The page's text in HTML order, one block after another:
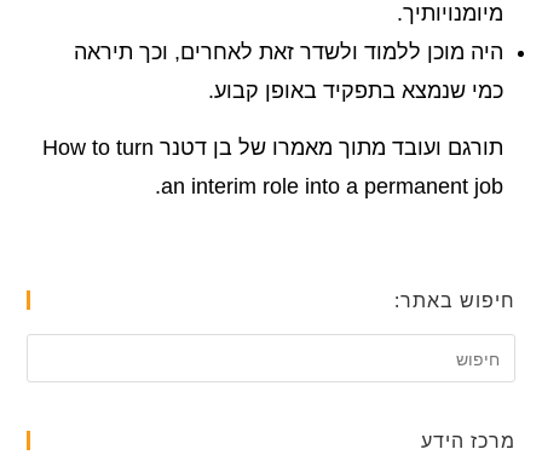
מיומנויותיך.
היה מוכן ללמוד ולשדר זאת לאחרים, וכך תיראה
כמי שנמצא בתפקיד באופן קבוע.
תורגם ועובד מתוך מאמרו של בן דטנר How to turn
an interim role into a permanent job.
חיפוש באתר:
מרכז הידע